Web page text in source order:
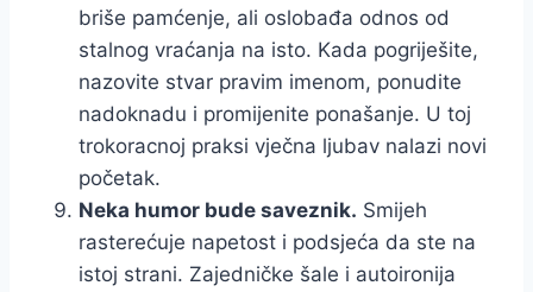
briše pamćenje, ali oslobađa odnos od
stalnog vraćanja na isto. Kada pogriješite,
nazovite stvar pravim imenom, ponudite
nadoknadu i promijenite ponašanje. U toj
trokoracnoj praksi vječna ljubav nalazi novi
početak.
Neka humor bude saveznik. Smijeh
rasterećuje napetost i podsjeća da ste na
istoj strani. Zajedničke šale i autoironija